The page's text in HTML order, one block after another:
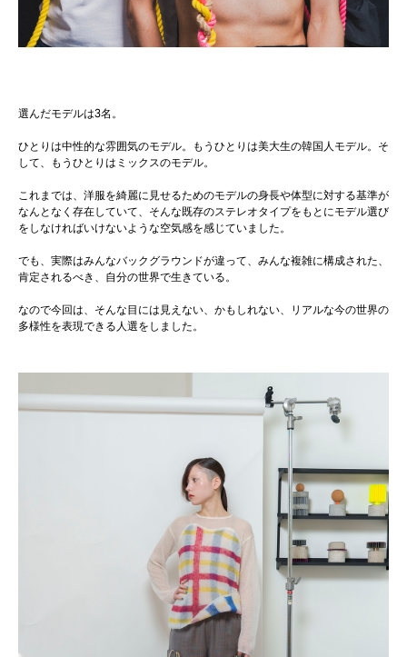
選んだモデルは3名。
ひとりは中性的な雰囲気のモデル。もうひとりは美大生の韓国人モデル。そ
して、もうひとりはミックスのモデル。
これまでは、洋服を綺麗に見せるためのモデルの身長や体型に対する基準が
なんとなく存在していて、そんな既存のステレオタイプをもとにモデル選び
をしなければいけないような空気感を感じていました。
でも、実際はみんなバックグラウンドが違って、みんな複雑に構成された、
肯定されるべき、自分の世界で生きている。
なので今回は、そんな目には見えない、かもしれない、リアルな今の世界の
多様性を表現できる人選をしました。